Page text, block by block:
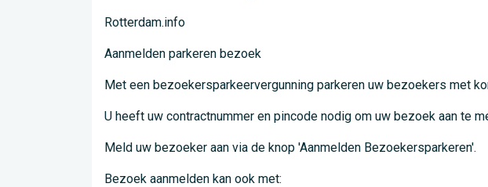
Rotterdam.info
Aanmelden parkeren bezoek
Met een bezoekersparkeervergunning parkeren uw bezoekers met
U heeft uw contractnummer en pincode nodig om uw bezoek aan te
Meld uw bezoeker aan via de knop 'Aanmelden Bezoekersparkeren'.
Bezoek aanmelden kan ook met: